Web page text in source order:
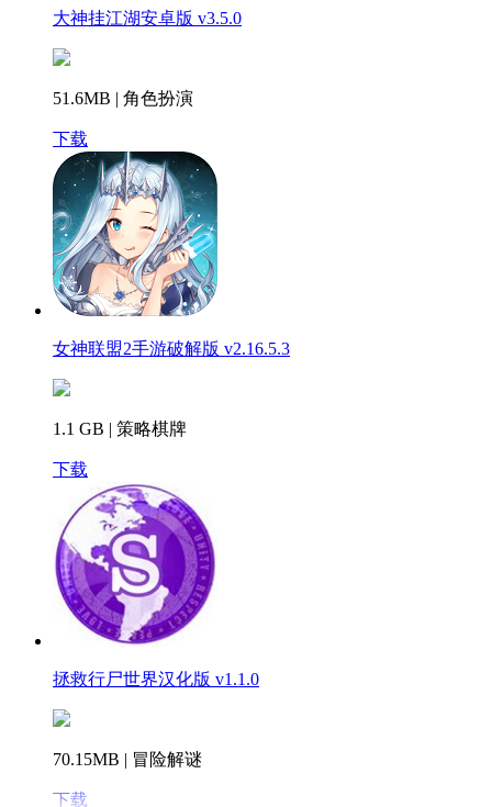
大神挂江湖安卓版 v3.5.0
51.6MB | 角色扮演
下载
女神联盟2手游破解版 v2.16.5.3
1.1 GB | 策略棋牌
下载
拯救行尸世界汉化版 v1.1.0
70.15MB | 冒险解谜
下载